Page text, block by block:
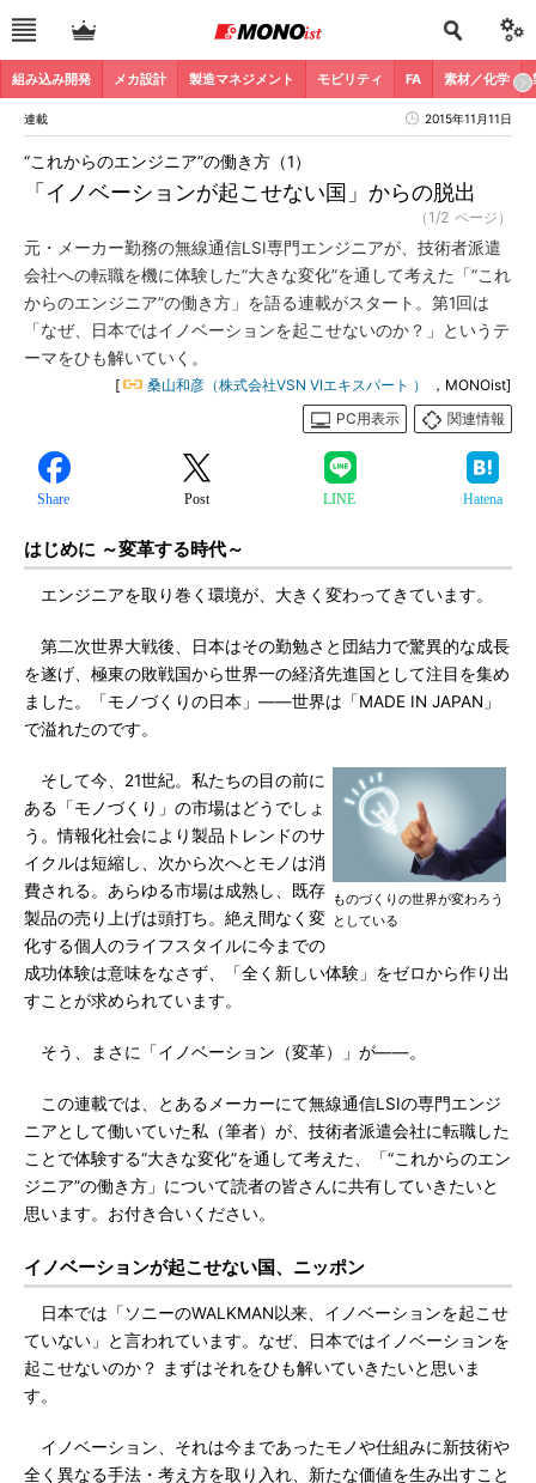
組み込み開発 メカ設計 製造マネジメント モビリティ FA 素材／化学
連載 2015年11月11日
「イノベーションが起こせない国」からの脱出
“これからのエンジニア”の働き方（1）
（1/2 ページ）
元・メーカー勤務の無線通信LSI専門エンジニアが、技術者派遣
会社への転職を機に体験した“大きな変化”を通して考えた「“これ
からのエンジニア”の働き方」を語る連載がスタート。第1回は
「なぜ、日本ではイノベーションを起こせないのか？」というテ
ーマをひも解いていく。
[ 桑山和彦（株式会社VSN VIエキスパート ）
，MONOist]
PC用表示
関連情報
Share Post LINE Hatena
はじめに ～変革する時代～
エンジニアを取り巻く環境が、大きく変わってきています。
第二次世界大戦後、日本はその勤勉さと団結力で驚異的な成長
を遂げ、極東の敗戦国から世界一の経済先進国として注目を集め
ました。「モノづくりの日本」――世界は「MADE IN JAPAN」
で溢れたのです。
ものづくりの世界が変わろう
としている
そして今、21世紀。私たちの目の前に
ある「モノづくり」の市場はどうでしょ
う。情報化社会により製品トレンドのサ
イクルは短縮し、次から次へとモノは消
費される。あらゆる市場は成熟し、既存
製品の売り上げは頭打ち。絶え間なく変
化する個人のライフスタイルに今までの
成功体験は意味をなさず、「全く新しい体験」をゼロから作り出
すことが求められています。
そう、まさに「イノベーション（変革）」が――。
この連載では、とあるメーカーにて無線通信LSIの専門エンジ
ニアとして働いていた私（筆者）が、技術者派遣会社に転職した
ことで体験する“大きな変化”を通して考えた、「“これからのエン
ジニア”の働き方」について読者の皆さんに共有していきたいと
思います。お付き合いください。
イノベーションが起こせない国、ニッポン
日本では「ソニーのWALKMAN以来、イノベーションを起こせ
ていない」と言われています。なぜ、日本ではイノベーションを
起こせないのか？ まずはそれをひも解いていきたいと思いま
す。
イノベーション、それは今まであったモノや仕組みに新技術や
全く異なる手法・考え方を取り入れ、新たな価値を生み出すこと